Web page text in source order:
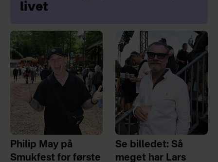
livet
Philip May på
Smukfest for første
Se billedet: Så
meget har Lars